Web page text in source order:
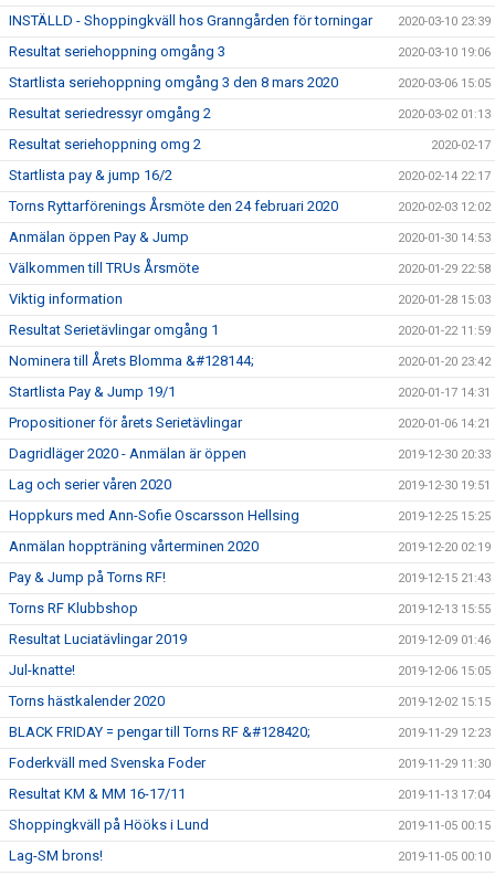
INSTÄLLD - Shoppingkväll hos Granngården för torningar 2020-03-10 23:39
Resultat seriehoppning omgång 3 2020-03-10 19:06
Startlista seriehoppning omgång 3 den 8 mars 2020 2020-03-06 15:05
Resultat seriedressyr omgång 2 2020-03-02 01:13
Resultat seriehoppning omg 2 2020-02-17
Startlista pay & jump 16/2 2020-02-14 22:17
Torns Ryttarförenings Årsmöte den 24 februari 2020 2020-02-03 12:02
Anmälan öppen Pay & Jump 2020-01-30 14:53
Välkommen till TRUs Årsmöte 2020-01-29 22:58
Viktig information 2020-01-28 15:03
Resultat Serietävlingar omgång 1 2020-01-22 11:59
Nominera till Årets Blomma &#128144; 2020-01-20 23:42
Startlista Pay & Jump 19/1 2020-01-17 14:31
Propositioner för årets Serietävlingar 2020-01-06 14:21
Dagridläger 2020 - Anmälan är öppen 2019-12-30 20:33
Lag och serier våren 2020 2019-12-30 19:51
Hoppkurs med Ann-Sofie Oscarsson Hellsing 2019-12-25 15:25
Anmälan hoppträning vårterminen 2020 2019-12-20 02:19
Pay & Jump på Torns RF! 2019-12-15 21:43
Torns RF Klubbshop 2019-12-13 15:55
Resultat Luciatävlingar 2019 2019-12-09 01:46
Jul-knatte! 2019-12-06 15:05
Torns hästkalender 2020 2019-12-02 15:15
BLACK FRIDAY = pengar till Torns RF &#128420; 2019-11-29 12:23
Foderkväll med Svenska Foder 2019-11-29 11:30
Resultat KM & MM 16-17/11 2019-11-13 17:04
Shoppingkväll på Hööks i Lund 2019-11-05 00:15
Lag-SM brons! 2019-11-05 00:10